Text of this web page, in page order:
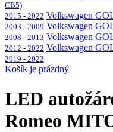
CB5)
2015 - 2022 Volkswagen
2003 - 2009 Volkswagen
2008 - 2013 Volkswagen
2012 - 2022 Volkswagen
2019 - 2022
Košík je prázdný
LED
Romeo